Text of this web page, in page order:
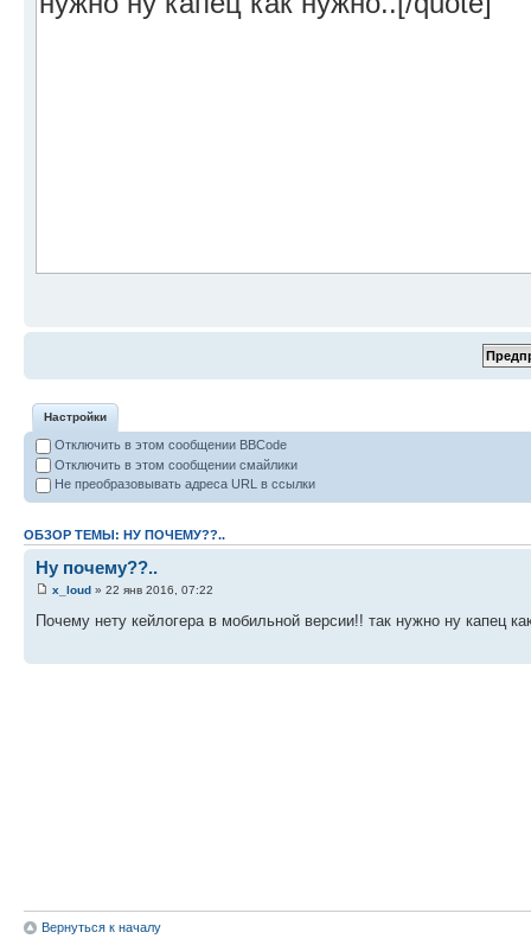
Настройки
Отключить в этом сообщении BBCode
Отключить в этом сообщении смайлики
Не преобразовывать адреса URL в ссылки
ОБЗОР ТЕМЫ: НУ ПОЧЕМУ??..
Ну почему??..
x_loud » 22 янв 2016, 07:22
Почему нету кейлогера в мобильной версии!! так нужно ну капец
Вернуться к началу